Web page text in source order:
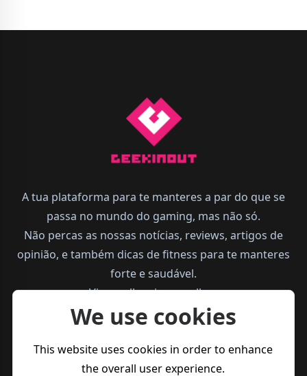
A tua plataforma para te manteres a par do que se
passa no mundo do gaming, mas não só.
Não percas as nossas notícias, reviews, artigos de
opinião, e também dicas de fitness para te manteres
forte e saudável.
Vive melhor, joga melhor.
We use cookies
This website uses cookies in order to enhance
the overall user experience.